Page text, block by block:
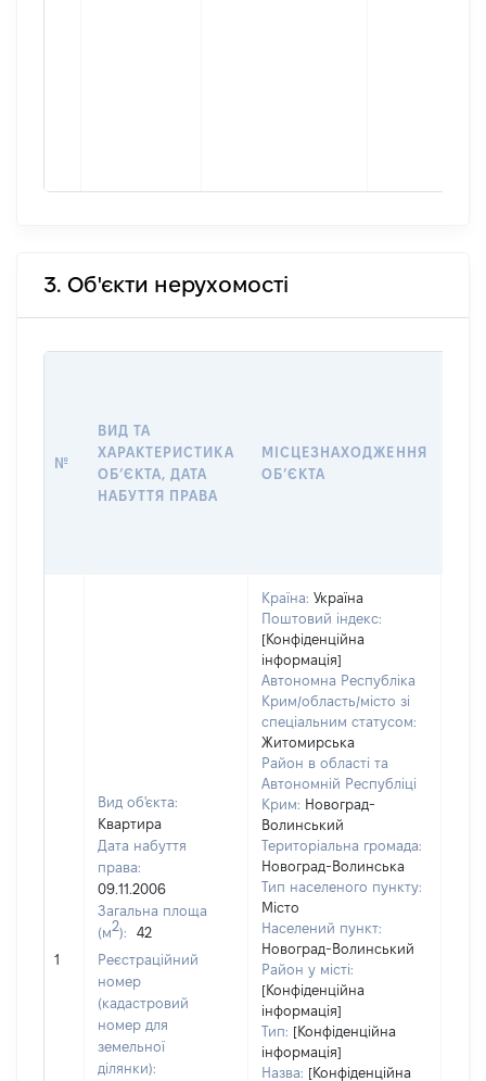
3. Об'єкти нерухомості
№
ВИД ТА
ХАРАКТЕРИСТИКА
ОБʼЄКТА, ДАТА
НАБУТТЯ ПРАВА
МІСЦЕЗНАХОДЖЕННЯ
ОБʼЄКТА
1
Вид об'єкта:
Квартира
Дата набуття
права:
09.11.2006
Загальна площа
(м2):
42
Реєстраційний
номер
(кадастровий
номер для
земельної
ділянки):
Країна: Україна
Поштовий індекс:
[Конфіденційна
інформація]
Автономна Республіка
Крим/область/місто зі
спеціальним статусом:
Житомирська
Район в області та
Автономній Республіці
Крим: Новоград-
Волинський
Територіальна громада:
Новоград-Волинська
Тип населеного пункту:
Місто
Населений пункт:
Новоград-Волинський
Район у місті:
[Конфіденційна
інформація]
Тип: [Конфіденційна
інформація]
Назва: [Конфіденційна